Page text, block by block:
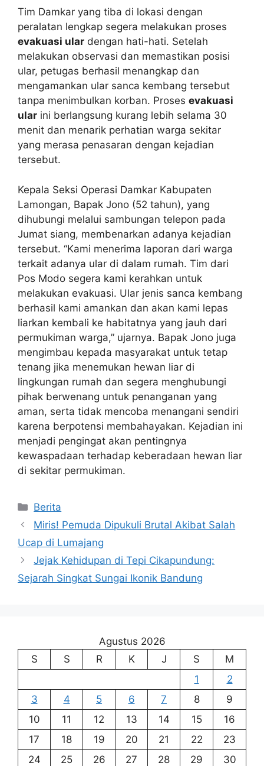
Tim Damkar yang tiba di lokasi dengan
peralatan lengkap segera melakukan proses
evakuasi ular dengan hati-hati. Setelah
melakukan observasi dan memastikan posisi
ular, petugas berhasil menangkap dan
mengamankan ular sanca kembang tersebut
tanpa menimbulkan korban. Proses evakuasi
ular ini berlangsung kurang lebih selama 30
menit dan menarik perhatian warga sekitar
yang merasa penasaran dengan kejadian
tersebut.
Kepala Seksi Operasi Damkar Kabupaten
Lamongan, Bapak Jono (52 tahun), yang
dihubungi melalui sambungan telepon pada
Jumat siang, membenarkan adanya kejadian
tersebut. “Kami menerima laporan dari warga
terkait adanya ular di dalam rumah. Tim dari
Pos Modo segera kami kerahkan untuk
melakukan evakuasi. Ular jenis sanca kembang
berhasil kami amankan dan akan kami lepas
liarkan kembali ke habitatnya yang jauh dari
permukiman warga,” ujarnya. Bapak Jono juga
mengimbau kepada masyarakat untuk tetap
tenang jika menemukan hewan liar di
lingkungan rumah dan segera menghubungi
pihak berwenang untuk penanganan yang
aman, serta tidak mencoba menangani sendiri
karena berpotensi membahayakan. Kejadian ini
menjadi pengingat akan pentingnya
kewaspadaan terhadap keberadaan hewan liar
di sekitar permukiman.
Kategori
Berita
Miris! Pemuda Dipukuli Brutal Akibat Salah
Ucap di Lumajang
Jejak Kehidupan di Tepi Cikapundung:
Sejarah Singkat Sungai Ikonik Bandung
Agustus 2026
S
S R K J S
M
1
2
3
4 5 6 7 8
9
10
11 12 13 14 15
16
17
18 19 20 21 22
23
24
25 26 27 28 29
30